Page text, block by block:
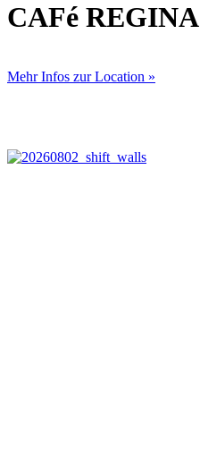
CAFé REGINA
Mehr Infos zur Location »